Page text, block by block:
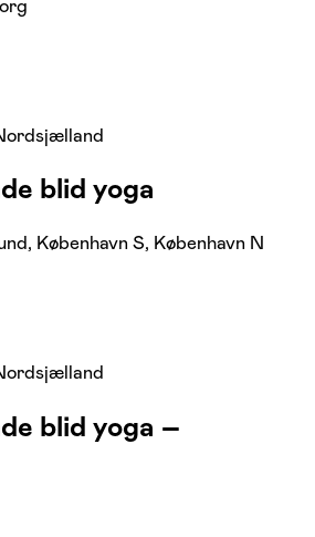
blid yoga
København S, København N
blid yoga –